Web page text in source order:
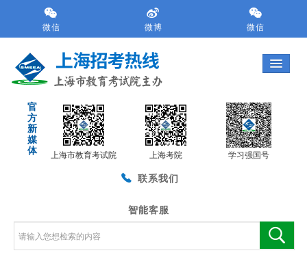
到
微信 微博 微信
官
方
新
媒
体
上海市教育考试院 上海考院 学习强国号
联系我们
智能客服